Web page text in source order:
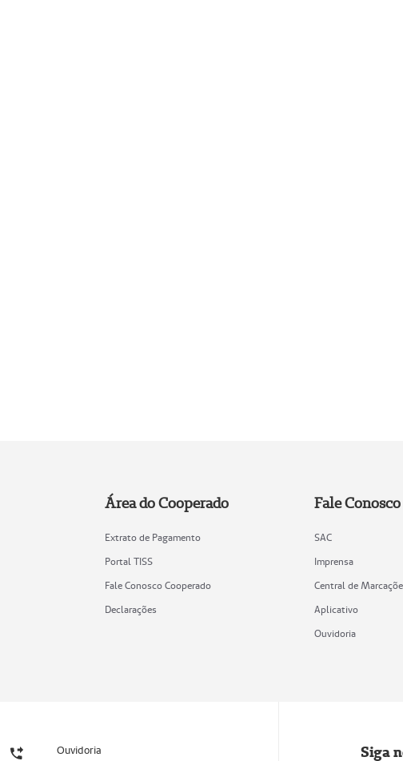
Área do Cooperado
Extrato de Pagamento
Portal TISS
Fale Conosco Cooperado
Declarações
Fale Conosco
SAC
Imprensa
Central de
Aplicativo
Ouvidoria
Ouvidoria Siga